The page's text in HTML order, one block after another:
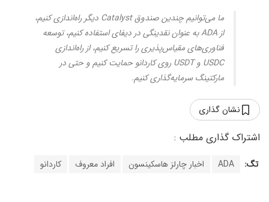
ما می‌توانیم چندین صندوق Catalyst دیگر راه‌اندازی کنیم،
از ADA به عنوان نقدینگی در دیفای استفاده کنیم، توسعه
فناوری‌های مقیاس‌پذیری را تسریع کنیم، از راه‌اندازی
USDC و USDT روی کاردانو حمایت کنیم و حتی در
مارکتینگ سرمایه‌گذاری کنیم.
نشان گذاری
تگ: ADA اخبار چارلز هاسکینسون افراد معروف کاردانو